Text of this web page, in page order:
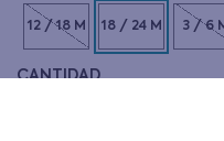
12 / 18 M 18 / 24 M 3 / 6
CANTIDAD